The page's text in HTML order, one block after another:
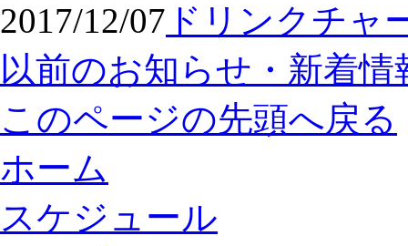
2017/12/07 ドリンクチャ
以前のお知らせ・新着情
このページの先頭へ戻る
ホーム
スケジュール